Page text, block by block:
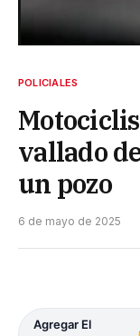
POLICIALES
vallado
un pozo
6 de mayo de 2025
Agregar El